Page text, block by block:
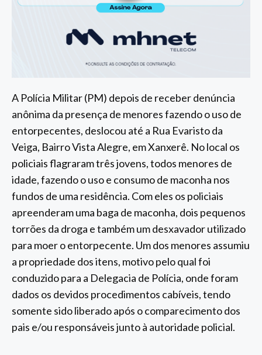
A Polícia Militar (PM) depois de receber denúncia
anônima da presença de menores fazendo o uso de
entorpecentes, deslocou até a Rua Evaristo da
Veiga, Bairro Vista Alegre, em Xanxerê. No local os
policiais flagraram três jovens, todos menores de
idade, fazendo o uso e consumo de maconha nos
fundos de uma residência. Com eles os policiais
apreenderam uma baga de maconha, dois pequenos
torrões da droga e também um desxavador utilizado
para moer o entorpecente. Um dos menores assumiu
a propriedade dos itens, motivo pelo qual foi
conduzido para a Delegacia de Polícia, onde foram
dados os devidos procedimentos cabíveis, tendo
somente sido liberado após o comparecimento dos
pais e/ou responsáveis junto à autoridade policial.